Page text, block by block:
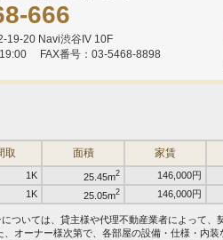
666
19-20 Navi渋谷IV 10F
FAX番号：03-5468-8898
取 面積 家賃
1K 25.45m2 146,000円
1K 25.05m2 146,000円
ついては、貸主様や代理不動産業者によって
オーナー様次第で、各部屋の設備・仕様・内装